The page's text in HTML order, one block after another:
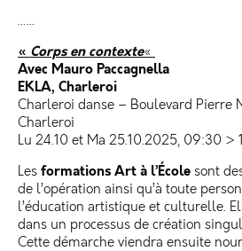
……
« Corps en contexte«
Avec Mauro Paccagnella
EKLA, Charleroi
Charleroi danse – Boulevard Pierre
Charleroi
Lu 24.10 et Ma 25.10.2025, 09:30 >
Les formations Art à l’École sont
de l’opération ainsi qu’à toute
l’éducation artistique et culturelle.
dans un processus de création
Cette démarche viendra ensuite